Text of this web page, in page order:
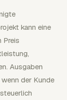
kann eine
Preis
Ausgaben
der Kunde